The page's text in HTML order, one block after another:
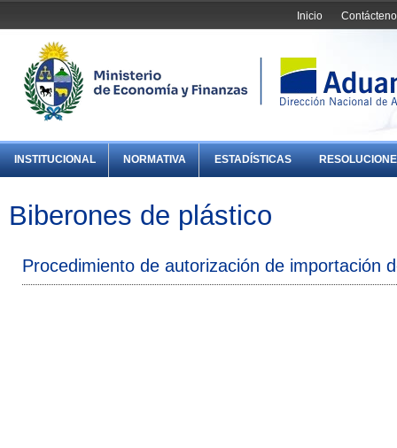
Inicio
INSTITUCIONAL NORMATIVA ESTADÍSTICAS
Biberones de plástico
Procedimiento de autorización de importación